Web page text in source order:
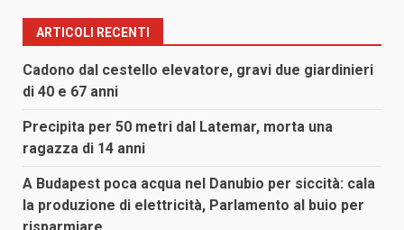
ARTICOLI RECENTI
Cadono dal cestello elevatore, gravi due giardinieri
di 40 e 67 anni
Precipita per 50 metri dal Latemar, morta una
ragazza di 14 anni
A Budapest poca acqua nel Danubio per siccità: cala
la produzione di elettricità, Parlamento al buio per
risparmiare